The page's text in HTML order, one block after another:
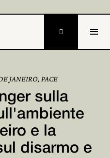


JANEIRO, PACE
sulla
e la
disarmo e